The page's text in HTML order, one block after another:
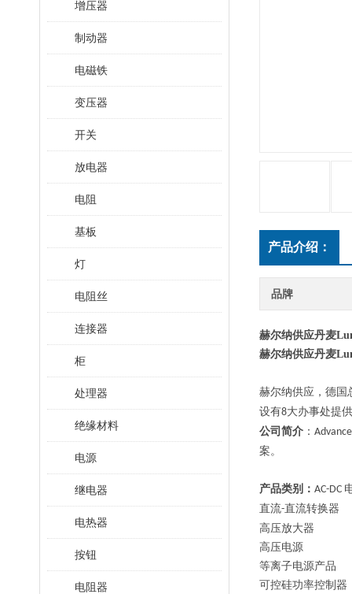
增压器
制动器
电磁铁
变压器
开关
放电器
电阻
基板
灯
电阻丝
连接器
柜
处理器
绝缘材料
电源
继电器
电热器
按钮
电阻器
产品介绍：
品牌
赫尔纳供应丹麦
赫尔纳供应丹麦
赫尔纳供应， 德国
设有8大办事处提
公司简介 ：
案。
产品类别： AC-DC
直流-直流转换器
高压放大器
高压电源
等离子电源产品
可控硅功率控制器